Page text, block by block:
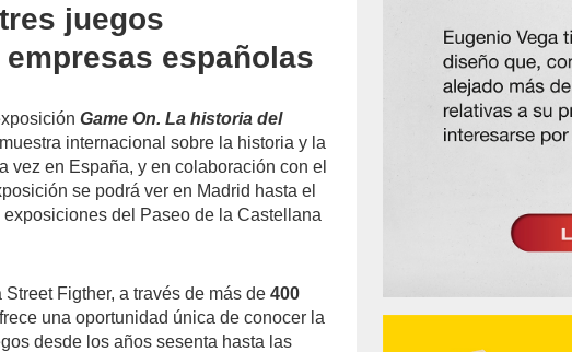
juegos
españolas
Game On. La historia del
internacional sobre la historia y la
vez en España, y en colaboración con el
se podrá ver en Madrid hasta el
del Paseo de la Castellana
Figther, a través de más de400
una oportunidad única de conocer la
desde los años sesenta hasta las